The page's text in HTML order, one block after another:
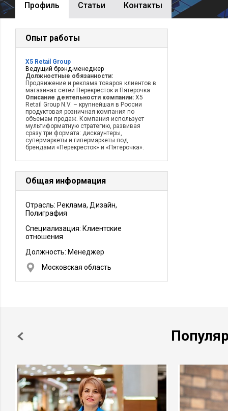
Профиль Cтатьи Контакты
Опыт работы
X5 Retail Group
Ведущий брэнд-менеджер
Должностные обязанности:
Продвижение и реклама товаров клиентов в
магазинах сетей Перекресток и Пятерочка
Описание деятельности компании: X5
Retail Group N.V. – крупнейшая в России
продуктовая розничная компания по
объемам продаж. Компания использует
мультиформатную стратегию, развивая
сразу три формата: дискаунтеры,
супермаркеты и гипермаркеты под
брендами «Перекресток» и «Пятерочка».
Общая информация
Отрасль: Реклама, Дизайн,
Полиграфия
Специализация: Клиентские
отношения
Должность: Менеджер
Московская область